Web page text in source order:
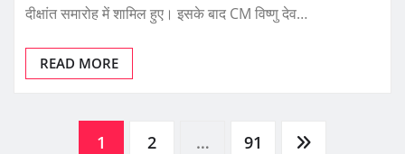
दीक्षांत समारोह में शामिल हुए। इसके बाद CM विष्णु देव…
READ MORE
1 2 … 91